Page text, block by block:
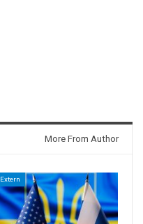
More From Author
Extern